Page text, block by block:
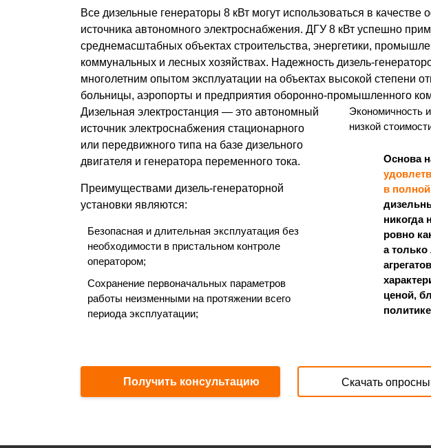
Все дизельные генераторы 8 кВт могут использоваться в качестве
источника автономного электроснабжения. ДГУ 8 кВт успешно
среднемасштабных объектах строительства, энергетики,
коммунальных и лесных хозяйствах. Надежность дизель-
многолетним опытом эксплуатации на объектах высокой степени
больницы, аэропорты и предприятия оборонно-промышленного
Дизельная электростанция — это автономный
источник электроснабжения стационарного
или передвижного типа на базе дизельного
двигателя и генератора переменного тока.
Преимуществами дизель-генераторной
установки являются:
Безопасная и длительная эксплуатация без
необходимости в пристальном контроле
оператором;
Сохранение первоначальных параметров
работы неизменными на протяжении всего
периода эксплуатации;
Экономичность
низкой
Основа
в
никогда
ровно
а
ценой,
Получить консультацию Скачать